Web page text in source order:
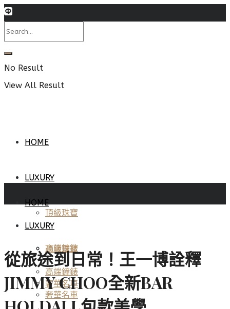
No Result
View All Result
HOME
LUXURY
頂級珠寶
高端鐘錶
奢華名車
HOME
LUXURY
頂級珠寶
高端鐘錶
奢華名車
從旅途到日常！王一博詮釋
JIMMY CHOO全新BAR